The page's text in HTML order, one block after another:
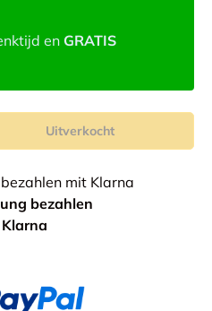
en GRATIS
Uitverkocht
bezahlen
Klarna